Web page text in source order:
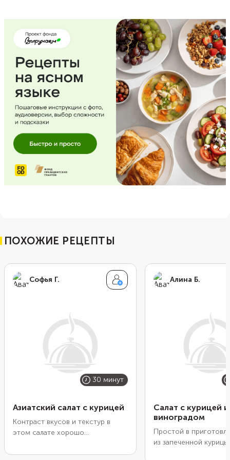
ПОХОЖИЕ РЕЦЕПТЫ
Софья Г.
30 минут
Азиатский салат с курицей
Контраст вкусов и текстур в
этом салате хорошо
пикантная заправка. Возьмите
Алина Б.
Салат с курицей и
виноградом
Простой в
из запеченной